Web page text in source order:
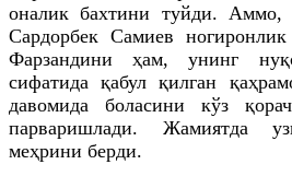
оналик бахтини туйди. Аммо,
Сардорбек Самиев
Фарзандини ҳам, унинг
сифатида қабул қилган
давомида боласини кўз
парваришлади. Жамиятда
меҳрини берди.